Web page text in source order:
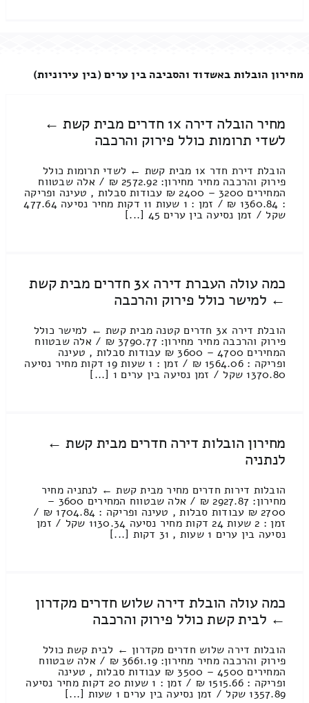
מחירון הובלות באשדוד והסביבה בין ערים (בין עירוניות)
מחיר הובלה דירה 1x חדרים מבית קשת ←
לשדי תרומות כולל פירוק והרכבה
הובלת דירת חדר 1x מבית קשת ← לשדי תרומות כולל
פירוק והרכבה מחיר מחירון: 2572.92 ₪ / אלה שבטווח
המחירים 3200 – 2400 ₪ עבודות סבלות , טעינה ופריקה
: 1360.84 ₪ / זמן : 1 שעות 11 דקות מחיר נסיעה 477.64
שקל / זמן נסיעה בין ערים 45 [...]
כמה עולה העברת דירה 3x חדרים מבית קשת
← למישר כולל פירוק והרכבה
הובלת דירה 3x חדרים קטנה מבית קשת ← למישר כולל
פירוק והרכבה מחיר מחירון: 3790.77 ₪ / אלה שבטווח
המחירים 4700 – 3600 ₪ עבודות סבלות , טעינה
ופריקה : 1564.06 ₪ / זמן : 1 שעות 19 דקות מחיר נסיעה
1370.80 שקל / זמן נסיעה בין ערים 1 [...]
מחירון הובלות דירה חדרים מבית קשת ←
לנתניה
הובלות דירות חדרים מחיר מבית קשת ← לנתניה מחיר
מחירון: 2927.87 ₪ / אלה שבטווח המחירים 3600 –
2700 ₪ עבודות סבלות , טעינה ופריקה : 1704.84 ₪ /
זמן : 2 שעות 24 דקות מחיר נסיעה 1130.34 שקל / זמן
נסיעה בין ערים 1 שעות , 31 דקות [...]
כמה עולה הובלת דירה שלוש חדרים מקדרון
← לבית קשת כולל פירוק והרכבה
הובלות דירה שלוש חדרים מקדרון ← לבית קשת כולל
פירוק והרכבה מחיר מחירון: 3661.19 ₪ / אלה שבטווח
המחירים 4500 – 3500 ₪ עבודות סבלות , טעינה
ופריקה : 1515.66 ₪ / זמן : 1 שעות 20 דקות מחיר נסיעה
1357.89 שקל / זמן נסיעה בין ערים 1 שעות [...]